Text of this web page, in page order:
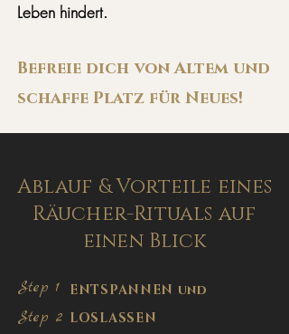
Leben hindert.
Befreie dich von Altem und
schaffe Platz für Neues!
Ablauf & Vorteile eines
Räucher-Rituals auf
einen Blick
ENTSPANNEN und
LOSLASSEN
Step 1
Step 2